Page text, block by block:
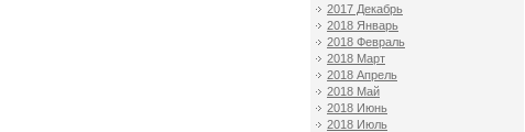
2017 Декабрь
2018 Январь
2018 Февраль
2018 Март
2018 Апрель
2018 Май
2018 Июнь
2018 Июль